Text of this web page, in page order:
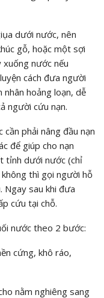
dưới nước, nên
gỗ, hoặc một sợi
xuống nước nếu
cách đưa người
nhân hoảng loạn, dễ
người cứu nạn.
phải nâng đầu nạn
để giúp cho nạn
tỉnh dưới nước (chỉ
thì gọi người hỗ
Ngay sau khi đưa
cứu tại chỗ.
nước theo 2 bước:
cứng, khô ráo,
nằm nghiêng sang